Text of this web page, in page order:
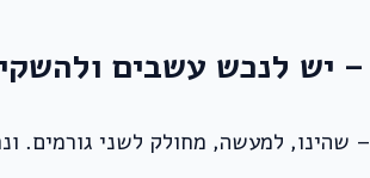
טיפ ה-2 – שהינו, למעשה, מחולק לשני